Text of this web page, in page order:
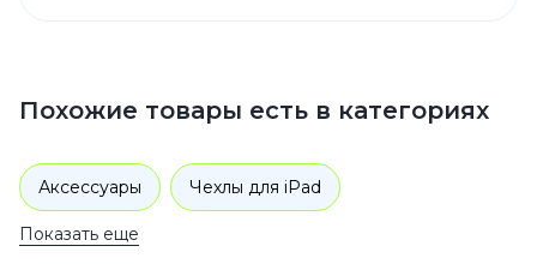
Похожие товары есть в категориях
Аксессуары Чехлы для iPad
Показать еще